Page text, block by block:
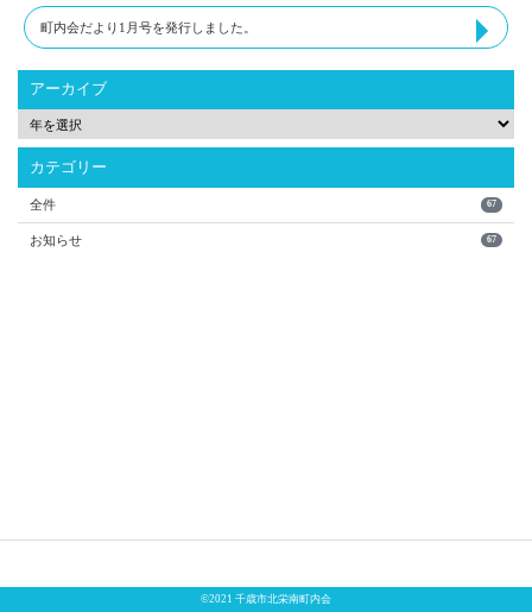
町内会だより1月号を発行しました。
アーカイブ
カテゴリー
全件 67
お知らせ 67
©2021 千歳市北栄南町内会